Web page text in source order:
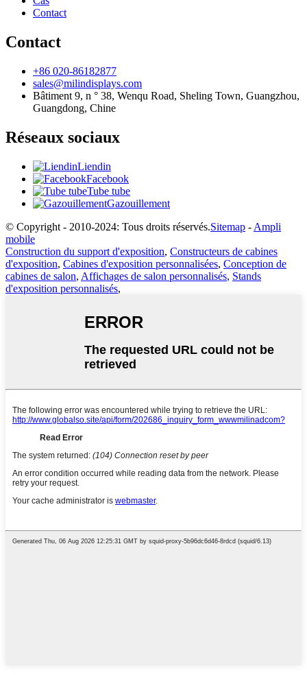
Contact
Contact
+86 020-86182877
sales@milindisplays.com
Bâtiment 9, n ° 38, Wenqu Road, Sheling Town, Guangzhou,
Guangdong, Chine
Réseaux sociaux
Liendin
Facebook
Tube tube
Gazouillement
© Copyright - 2010-2024: Tous droits réservés.Sitemap - Ampli
mobile
Construction du support d'exposition, Constructeurs de cabines
d'exposition, Cabines d'exposition personnalisées, Conception de
cabines de salon, Affichages de salon personnalisés, Stands
d'exposition personnalisés,